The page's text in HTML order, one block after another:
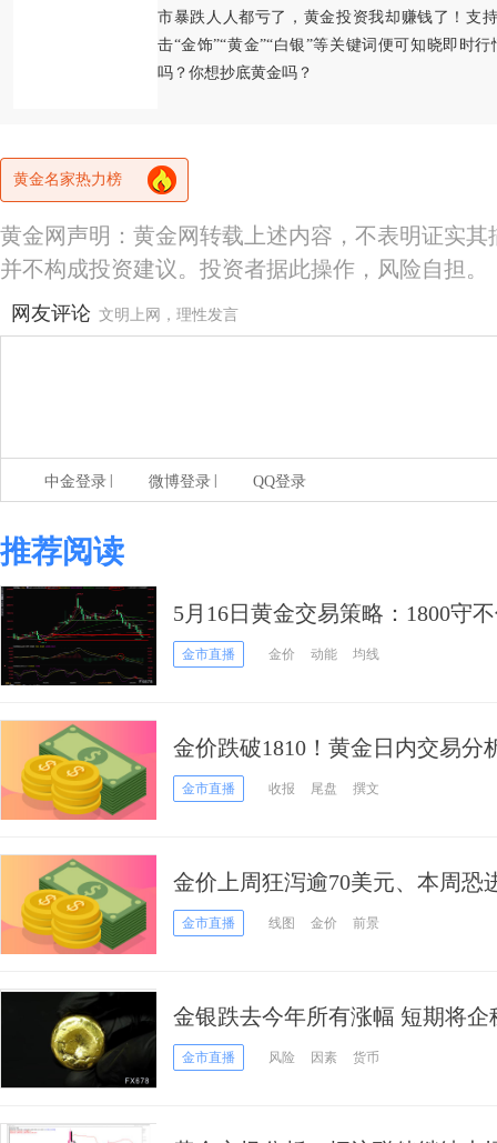
市暴跌人人都亏了，黄金投资我却赚钱了！支
击“金饰”“黄金”“白银”等关键词便可知晓即时
吗？你想抄底黄金吗？
黄金名家热力榜
黄金网声明：黄金网转载上述内容，不表明证实
并不构成投资建议。投资者据此操作，风险自担。
网友评论 文明上网，理性发言
中金登录 微博登录 QQ登录
推荐阅读
5月16日黄金交易策略：1800守
金市直播 金价 动能 均线
金价跌破1810！黄金日内交易分
价恐再大跌近20美元
金市直播 收报 尾盘 撰文
金价上周狂泻逾70美元、本周恐
金技术前景
金市直播 线图 金价 前景
金银跌去今年所有涨幅 短期将
情绪爆棚！
金市直播 风险 因素 货币